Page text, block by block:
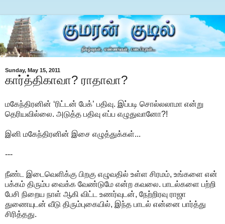
Sunday, May 15, 2011
கார்த்திகாவா? ராதாவா?
மகேந்திரனின் ‘ரிட்டன் பேக்’ பதிவு. இப்படி சொல்லலாமா என்று
தெரியவில்லை. அடுத்த பதிவு எப்ப எழுதுவானோ?!
இனி மகேந்திரனின் இசை எழுத்துக்கள்...
---
நீண்ட இடைவெளிக்கு பிறகு எழுவதில் உள்ள சிரமம், உங்களை என்
பக்கம் திரும்ப வைக்க வேண்டுமே என்ற கவலை. பாடல்களை பற்றி
பேசி நிறைய நாள் ஆகி விட்ட உணர்வுடன், நேற்றிரவு ராஜா
துணையுடன் வீடு திரும்புகையில், இந்த பாடல் என்னை பார்த்து
சிரித்தது.